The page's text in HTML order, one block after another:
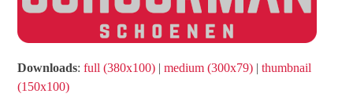
Downloads:full (380x100) |medium (300x79) |thumbnail
(150x100)